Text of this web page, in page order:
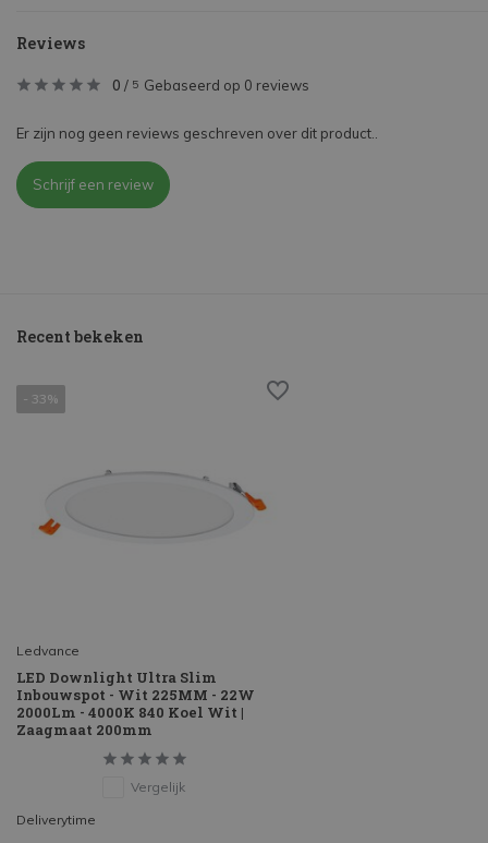
Reviews
0 / 5 Gebaseerd op 0 reviews
Er zijn nog geen reviews geschreven over dit product..
Schrijf een review
Recent bekeken
- 33%
Ledvance
LED Downlight Ultra Slim
Inbouwspot - Wit 225MM - 22W
2000Lm - 4000K 840 Koel Wit |
Zaagmaat 200mm
Vergelijk
Deliverytime